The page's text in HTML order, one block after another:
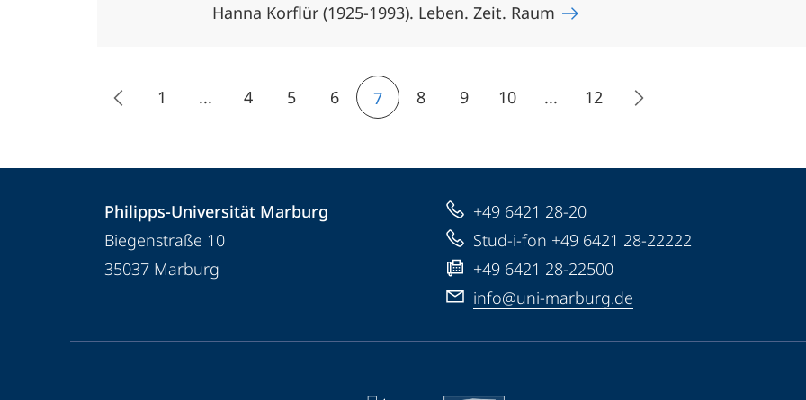
Hanna Korflür (1925-1993). Leben. Zeit. Raum
1 ... 4 5 6 7 8 9 10 ... 12
Informationen
Kontaktinformationen
Philipps-
Universität
Marburg
Philipps-Universität Marburg
Biegenstraße 10
35037 Marburg
+49 6421 28-20
Stud-i-fon +49 6421 28-22222
+49 6421 28-22500
info@uni-marburg.de